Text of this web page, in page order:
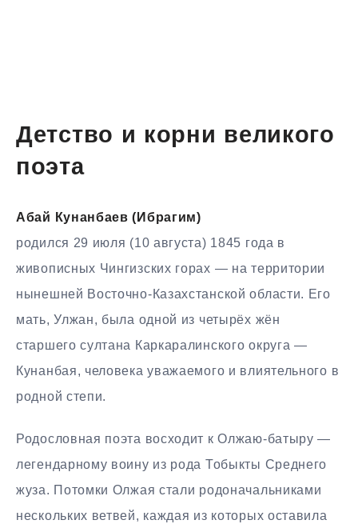
Детство и корни великого
поэта
Абай Кунанбаев (Ибрагим)
родился 29 июля (10 августа) 1845 года в
живописных Чингизских горах — на территории
нынешней Восточно-Казахстанской области. Его
мать, Улжан, была одной из четырёх жён
старшего султана Каркаралинского округа —
Кунанбая, человека уважаемого и влиятельного в
родной степи.
Родословная поэта восходит к Олжаю-батыру —
легендарному воину из рода Тобыкты Среднего
жуза. Потомки Олжая стали родоначальниками
нескольких ветвей, каждая из которых оставила